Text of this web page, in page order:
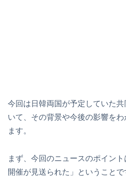
今回は日韓両国が予定していた
いて、その背景や今後の影響を
ます。
まず、今回のニュースのポイン
開催が見送られた」ということ